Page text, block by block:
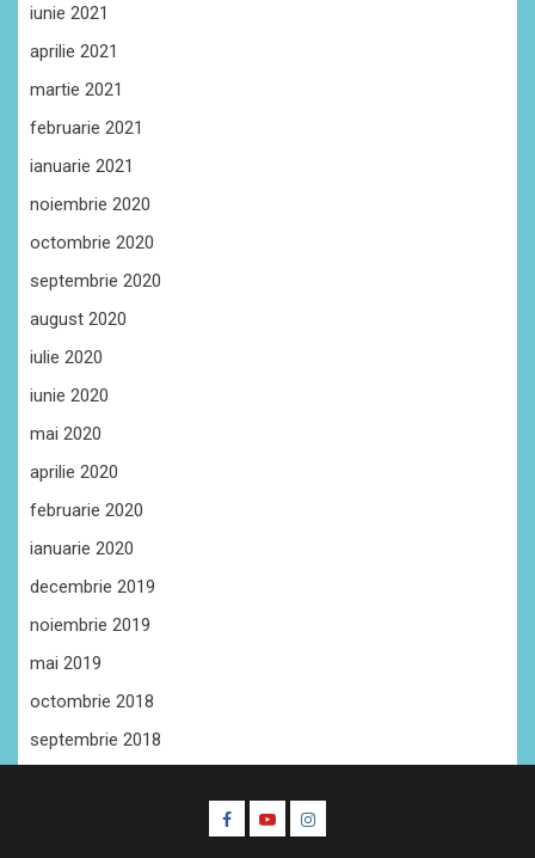
iunie 2021
aprilie 2021
martie 2021
februarie 2021
ianuarie 2021
noiembrie 2020
octombrie 2020
septembrie 2020
august 2020
iulie 2020
iunie 2020
mai 2020
aprilie 2020
februarie 2020
ianuarie 2020
decembrie 2019
noiembrie 2019
mai 2019
octombrie 2018
septembrie 2018
Facebook
YoutubeInstagram